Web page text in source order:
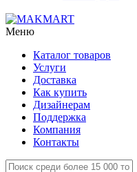
Меню
Каталог товаров
Услуги
Доставка
Как купить
Дизайнерам
Поддержка
Компания
Контакты